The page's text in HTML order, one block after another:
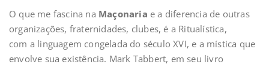
O que me fascina na Maçonaria e a diferencia de outras
organizações, fraternidades, clubes, é a Ritualística,
com a linguagem congelada do século XVI, e a mística que
envolve sua existência. Mark Tabbert, em seu livro